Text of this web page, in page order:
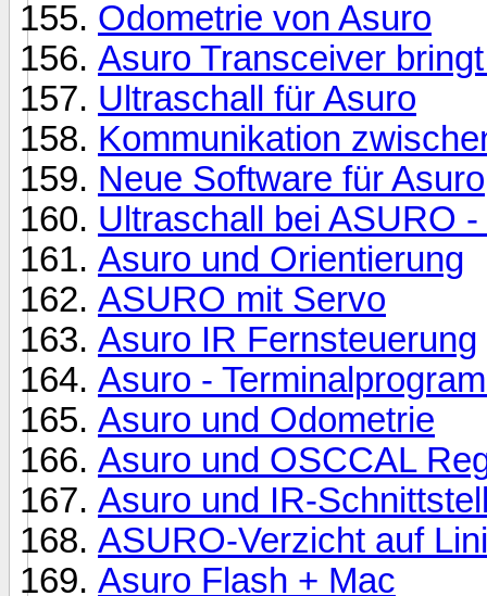
Odometrie von Asuro
Asuro Transceiver
Ultraschall für Asuro
Kommunikation
Neue Software für Asuro
Ultraschall bei ASURO
Asuro und Orientierung
ASURO mit Servo
Asuro IR Fernsteuerung
Asuro -
Asuro und Odometrie
Asuro und OSCCAL
Asuro und IR-
ASURO-Verzicht auf
Asuro Flash + Mac